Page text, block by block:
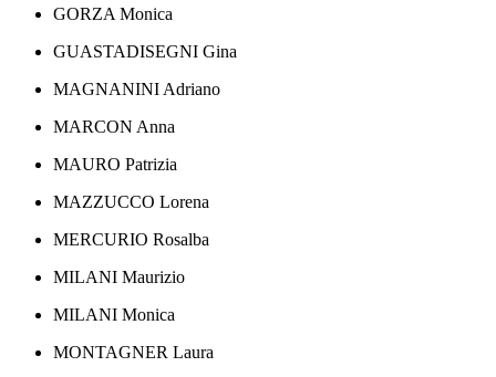
GORZA Monica
GUASTADISEGNI Gina
MAGNANINI Adriano
MARCON Anna
MAURO Patrizia
MAZZUCCO Lorena
MERCURIO Rosalba
MILANI Maurizio
MILANI Monica
MONTAGNER Laura